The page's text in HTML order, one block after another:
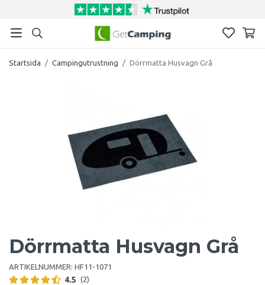
Startsida / Campingutrustning / Dörrmatta Husvagn Grå
Dörrmatta Husvagn Grå
ARTIKELNUMMER: HF11-1071
4.5 (2)